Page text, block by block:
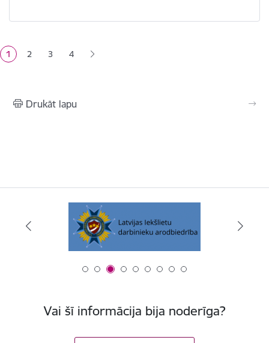
Pašreizējā lapa
1 Lapa
2 Lapa
3 Lapa
4
Drukāt lapu
Vai šī informācija bija noderīga?